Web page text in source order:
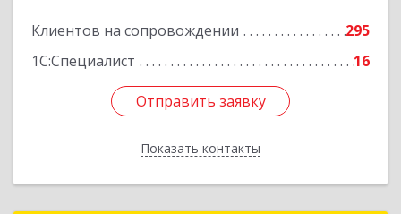
Клиентов на сопровождении
295
1С:Специалист
16
Отправить заявку
Показать контакты
Отправить заявку
Назад